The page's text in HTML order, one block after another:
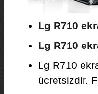
Lg R710
Lg R710
Lg R710
ücretsizdir.